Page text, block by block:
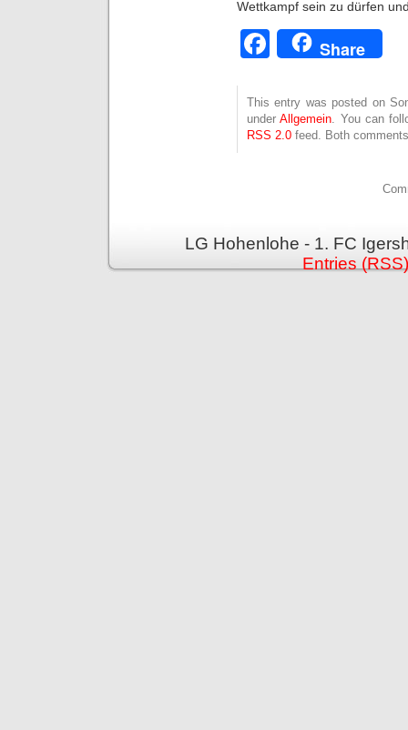
Wettkampf sein zu dürfen
Facebook
Share
This entry was posted on
underAllgemein. You can
RSS 2.0 feed. Both
LG Hohenlohe - 1. FC
Entries (RSS)